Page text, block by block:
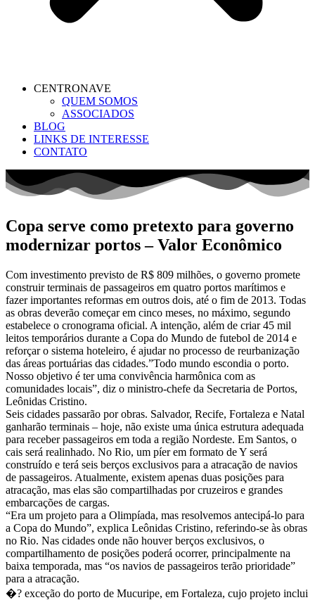
CENTRONAVE
QUEM SOMOS
ASSOCIADOS
BLOG
LINKS DE INTERESSE
CONTATO
Copa serve como pretexto para governo
modernizar portos – Valor Econômico
Com investimento previsto de R$ 809 milhões, o governo promete
construir terminais de passageiros em quatro portos marítimos e
fazer importantes reformas em outros dois, até o fim de 2013. Todas
as obras deverão começar em cinco meses, no máximo, segundo
estabelece o cronograma oficial. A intenção, além de criar 45 mil
leitos temporários durante a Copa do Mundo de futebol de 2014 e
reforçar o sistema hoteleiro, é ajudar no processo de reurbanização
das áreas portuárias das cidades.”Todo mundo escondia o porto.
Nosso objetivo é ter uma convivência harmônica com as
comunidades locais”, diz o ministro-chefe da Secretaria de Portos,
Leônidas Cristino.
Seis cidades passarão por obras. Salvador, Recife, Fortaleza e Natal
ganharão terminais – hoje, não existe uma única estrutura adequada
para receber passageiros em toda a região Nordeste. Em Santos, o
cais será realinhado. No Rio, um píer em formato de Y será
construído e terá seis berços exclusivos para a atracação de navios
de passageiros. Atualmente, existem apenas duas posições para
atracação, mas elas são compartilhadas por cruzeiros e grandes
embarcações de cargas.
“Era um projeto para a Olimpíada, mas resolvemos antecipá-lo para
a Copa do Mundo”, explica Leônidas Cristino, referindo-se às obras
no Rio. Nas cidades onde não houver berços exclusivos, o
compartilhamento de posições poderá ocorrer, principalmente na
baixa temporada, mas “os navios de passageiros terão prioridade”
para a atracação.
�? exceção do porto de Mucuripe, em Fortaleza, cujo projeto inclui